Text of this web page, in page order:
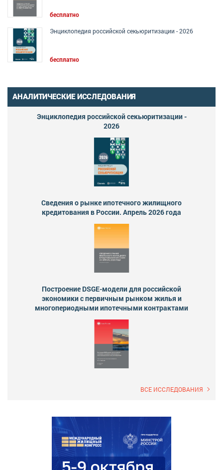
бесплатно
Энциклопедия российской секьюритизации - 2026
бесплатно
АНАЛИТИЧЕСКИЕ ИССЛЕДОВАНИЯ
Энциклопедия российской секьюритизации -
2026
Сведения о рынке ипотечного жилищного
кредитования в России. Апрель 2026 года
Построение DSGE-модели для российской
экономики с первичным рынком жилья и
многопериодными ипотечными контрактами
ВСЕ ИССЛЕДОВАНИЯ